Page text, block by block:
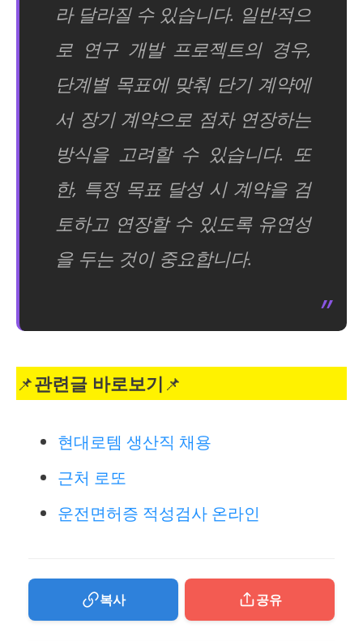
라 달라질 수 있습니다. 일반적으
로 연구 개발 프로젝트의 경우,
단계별 목표에 맞춰 단기 계약에
서 장기 계약으로 점차 연장하는
방식을 고려할 수 있습니다. 또
한, 특정 목표 달성 시 계약을 검
토하고 연장할 수 있도록 유연성
을 두는 것이 중요합니다.
📌관련글 바로보기 📌
현대로템 생산직 채용
근처 로또
운전면허증 적성검사 온라인
복사 공유